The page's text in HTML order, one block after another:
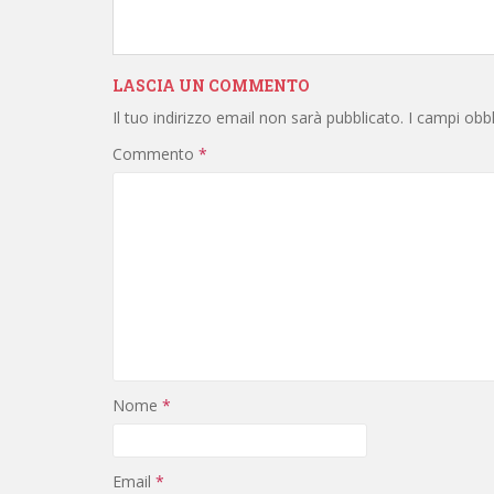
LASCIA UN COMMENTO
Il tuo indirizzo email non sarà pubblicato. I campi
Commento *
Nome *
Email *